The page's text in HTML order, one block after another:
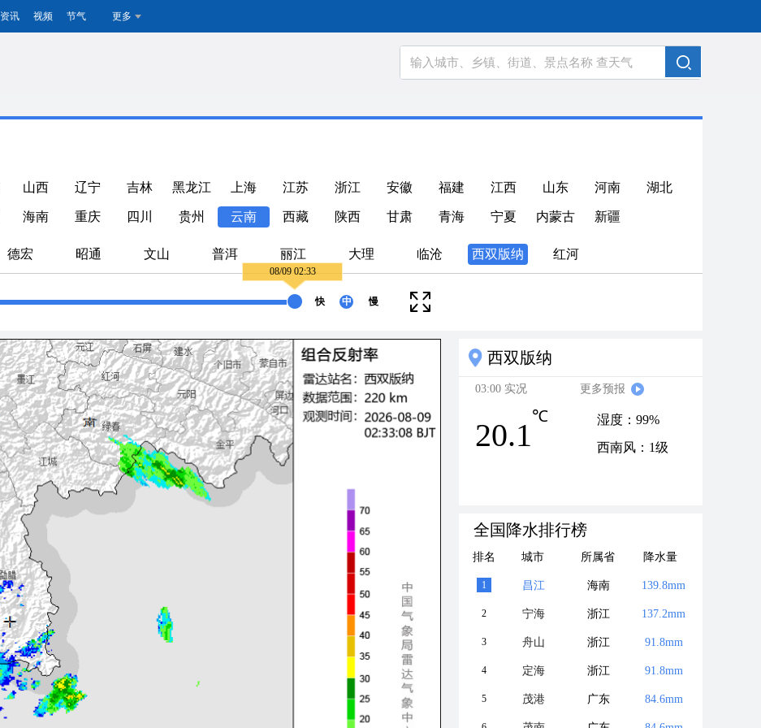
资讯 视频 节气 更多
山西 辽宁 吉林 黑龙江 上海 江苏 浙江 安徽 福建 江西 山东 河南 湖北
海南 重庆 四川 贵州 云南 西藏 陕西 甘肃 青海 宁夏 内蒙古 新疆
德宏 昭通 文山 普洱 丽江 大理 临沧 西双版纳 红河
08/09 02:33
西双版纳
03:00 实况 更多预报
20.1
℃
湿度：99%
西南风：1级
全国降水排行榜
排名 城市 所属省 降水量
1 昌江 海南 139.8mm
2 宁海 浙江 137.2mm
3 舟山 浙江 91.8mm
4 定海 浙江 91.8mm
5 茂港 广东 84.6mm